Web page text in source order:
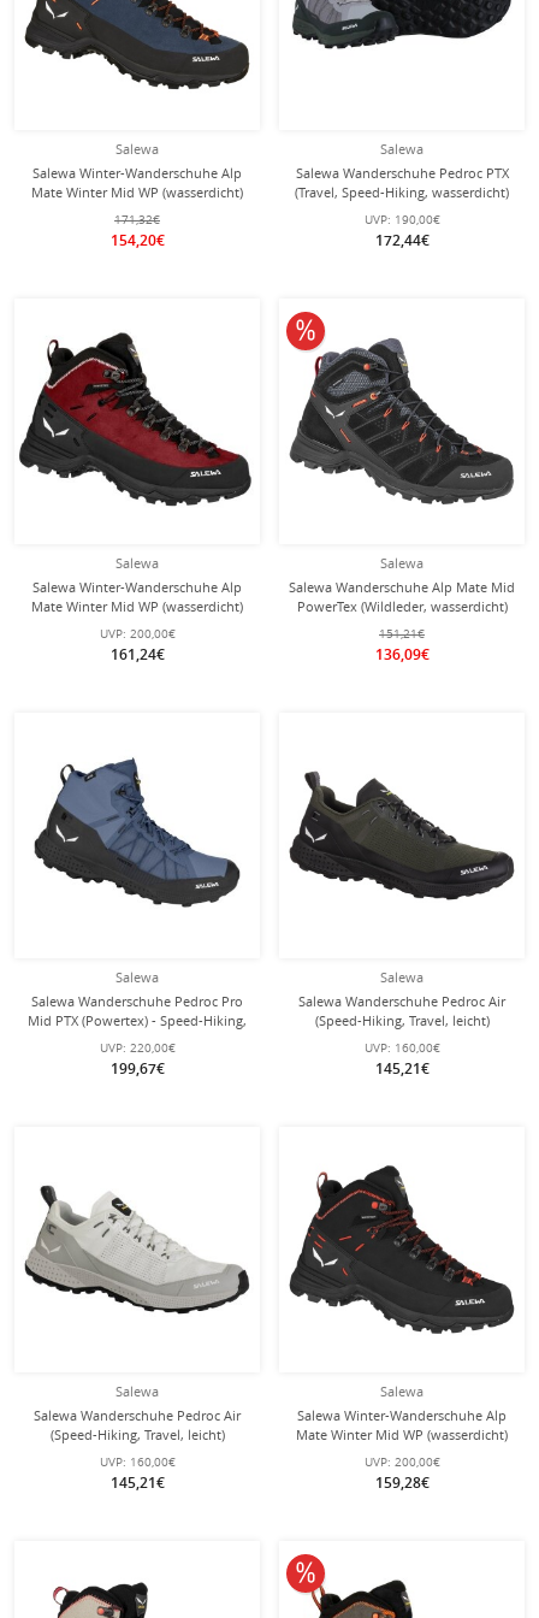
Salewa
Salewa Winter-Wanderschuhe Alp
Mate Winter Mid WP (wasserdicht)
denimblau Herren
171,32€
154,20€
Salewa
Salewa Wanderschuhe Pedroc PTX
(Travel, Speed-Hiking, wasserdicht)
grau/schwarz Herren
UVP: 190,00€
172,44€
Salewa
Salewa Winter-Wanderschuhe Alp
Mate Winter Mid WP (wasserdicht)
schwarz/rot Damen
UVP: 200,00€
161,24€
Salewa
Salewa Wanderschuhe Alp Mate Mid
PowerTex (Wildleder, wasserdicht)
schwarz Herren
151,21€
136,09€
10% reduziert
Salewa
Salewa Wanderschuhe Pedroc Pro
Mid PTX (Powertex) - Speed-Hiking,
Travel, wasserdicht - blau Herren
UVP: 220,00€
199,67€
Salewa
Salewa Wanderschuhe Pedroc Air
(Speed-Hiking, Travel, leicht)
olivegrün Herren
UVP: 160,00€
145,21€
Salewa
Salewa Wanderschuhe Pedroc Air
(Speed-Hiking, Travel, leicht)
hellgrau Herren
UVP: 160,00€
145,21€
Salewa
Salewa Winter-Wanderschuhe Alp
Mate Winter Mid WP (wasserdicht)
asphaltgrau Damen
UVP: 200,00€
159,28€
10% reduziert